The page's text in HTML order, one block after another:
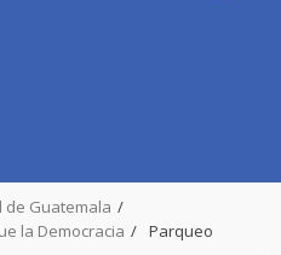
de Guatemala
la Democracia Parqueo